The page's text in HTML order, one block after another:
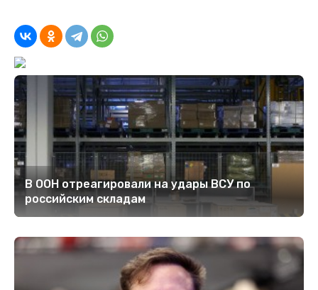
В ООН отреагировали на удары ВСУ по
российским складам